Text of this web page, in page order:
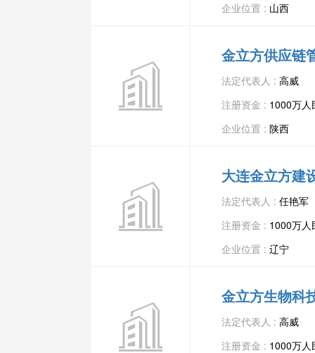
企业位置 : 山西
金立方供应链
法定代表人 : 高威
注册资金 : 1000万人
企业位置 : 陕西
大连金立方建
法定代表人 : 任艳军
注册资金 : 1000万人
企业位置 : 辽宁
金立方生物科
法定代表人 : 高威
注册资金 : 1000万人